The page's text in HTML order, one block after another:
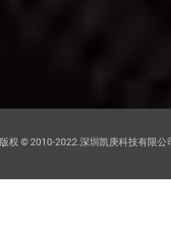
版权 © 2010-2022.深圳凯庚科技有限公